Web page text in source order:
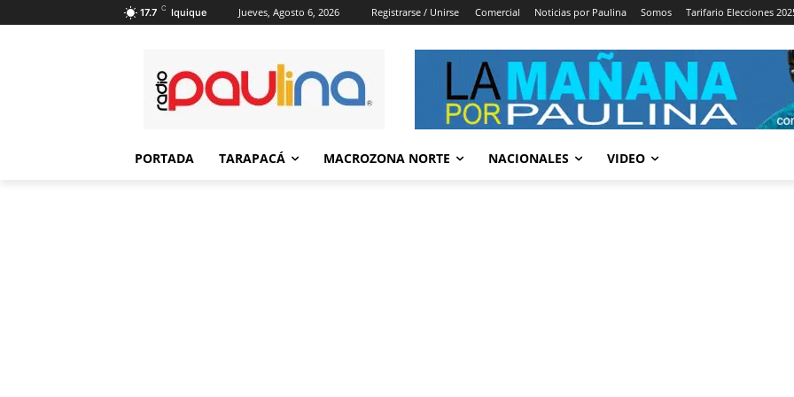
17.7 C Iquique Jueves, Agosto 6, 2026 Registrarse / Unirse Comercial Noticias por Paulina Somos Tarifario Elecciones
PORTADA TARAPACÁ MACROZONA NORTE NACIONALES VIDEO